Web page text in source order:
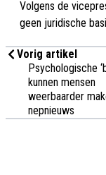
Volgens de
geen juridische
Vorig artikel
Psychologische
kunnen mensen
weerbaarder
nepnieuws